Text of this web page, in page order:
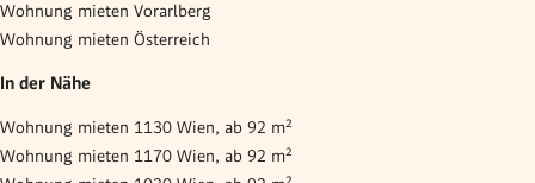
Wohnung mieten Vorarlberg
Wohnung mieten Österreich
In der Nähe
Wohnung mieten 1130 Wien, ab 92 m²
Wohnung mieten 1170 Wien, ab 92 m²